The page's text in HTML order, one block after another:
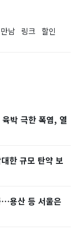
만남 링크 할인
박 극한 폭염, 열
한 규모 탄약 보
…용산 등 서울은